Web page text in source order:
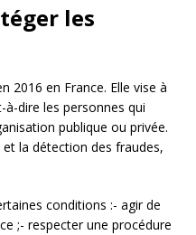
les
2016 en France. Elle vise à
à-dire les personnes qui
publique ou privée.
la détection des fraudes,
conditions :- agir de
;- respecter une procédure